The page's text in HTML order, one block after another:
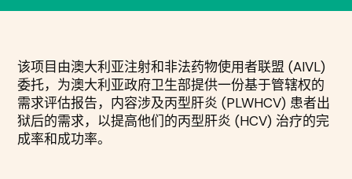
该项目由澳大利亚注射和非法药物使用者联盟 (AIVL)
委托，为澳大利亚政府卫生部提供一份基于管辖权的
需求评估报告，内容涉及丙型肝炎 (PLWHCV) 患者出
狱后的需求，以提高他们的丙型肝炎 (HCV) 治疗的完
成率和成功率。